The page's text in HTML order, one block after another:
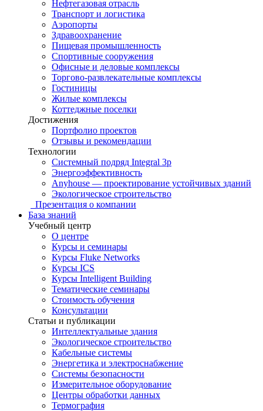
Нефтегазовая отрасль
Транспорт и логистика
Аэропорты
Здравоохранение
Пищевая промышленность
Спортивные сооружения
Офисные и деловые комплексы
Торгово-развлекательные комплексы
Гостиницы
Жилые комплексы
Коттеджные поселки
Достижения
Портфолио проектов
Отзывы и рекомендации
Технологии
Системный подряд Integral 3p
Энергоэффективность
Anyhouse — проектирование устойчивых зданий
Экологическое строительство
Презентация о компании
База знаний
Учебный центр
О центре
Курсы и семинары
Курсы Fluke Networks
Курсы ICS
Курсы Intelligent Building
Тематические семинары
Стоимость обучения
Консультации
Статьи и публикации
Интеллектуальные здания
Экологическое строительство
Кабельные системы
Энергетика и электроснабжение
Системы безопасности
Измерительное оборудование
Центры обработки данных
Термография